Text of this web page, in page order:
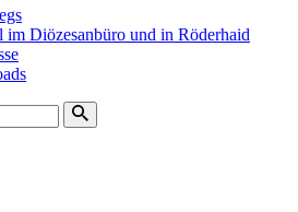
im Diözesanbüro und in Röderhaid